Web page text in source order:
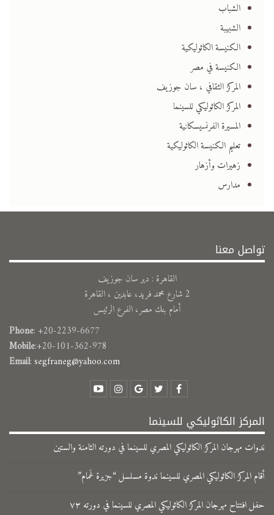
الشباب
الشبيبة
الكنيسة الكاثوليكية
الكنيسة في مصر
المركز الثقافي ، سان جوزيف
المركز الكاثوليكي للسينما
المسيرة الفرنسيسكانية
تعليم الكنيسة الكاثوليكية
زهيرات وأزهار
مدارس
تواصل معنا
القاهرة : دير سان جوزيف
2 شارع محمد فريد، عابدين ، القاهرة
أمام بنك مصر، الفرع الرئيس
Phone: +20-2239-6677
Mobile:+20-101-362-978
Email:segfraneg@yahoo.com
المركز الكاثوليكي للسينما
ندوات مهرجان المركز الكاثوليكي المصري للسينما في دورته الثامنة والستين
​أقام المركز الكاثوليكي المصري للسينما ندوة مسلسل “جزيرة غَمام”
حفل افتتاح مهرجان المركز الكاثوليكي المصري للسينما في دورته ٧٣